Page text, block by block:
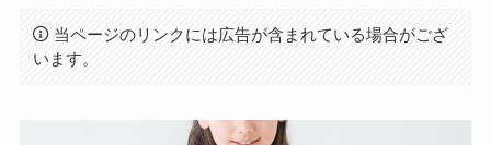
当ページのリンクには広告が含まれている場合がござ
います。